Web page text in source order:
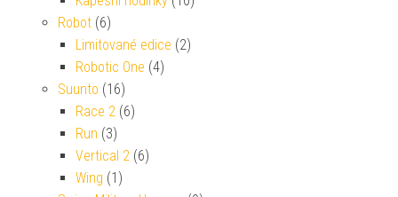
Robot (6)
Limitované edice (2)
Robotic One (4)
Suunto (16)
Race 2 (6)
Run (3)
Vertical 2 (6)
Wing (1)